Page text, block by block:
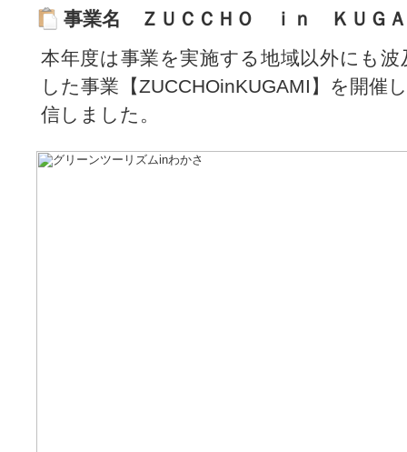
事業名 ＺＵＣＣＨＯ ｉｎ ＫＵＧＡ
本年度は事業を実施する地域以外にも
した事業【ZUCCHOinKUGAMI】を開催
信しました。